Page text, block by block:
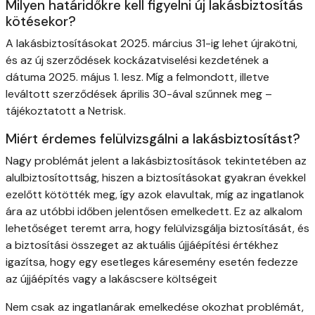
Milyen határidőkre kell figyelni új lakásbiztosítás
kötésekor?
A lakásbiztosításokat 2025. március 31-ig lehet újrakötni,
és az új szerződések kockázatviselési kezdetének a
dátuma 2025. május 1. lesz. Míg a felmondott, illetve
leváltott szerződések április 30-ával szűnnek meg –
tájékoztatott a Netrisk.
Miért érdemes felülvizsgálni a lakásbiztosítást?
Nagy problémát jelent a lakásbiztosítások tekintetében az
alulbiztosítottság, hiszen a biztosításokat gyakran évekkel
ezelőtt kötötték meg, így azok elavultak, míg az ingatlanok
ára az utóbbi időben jelentősen emelkedett. Ez az alkalom
lehetőséget teremt arra, hogy felülvizsgálja biztosítását, és
a biztosítási összeget az aktuális újjáépítési értékhez
igazítsa, hogy egy esetleges káresemény esetén fedezze
az újjáépítés vagy a lakáscsere költségeit
Nem csak az ingatlanárak emelkedése okozhat problémát,